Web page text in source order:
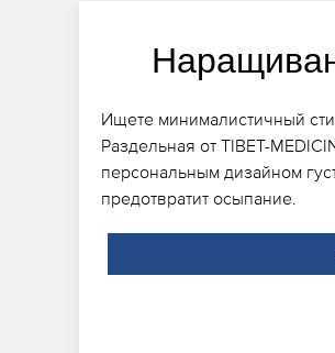
Ищете минималистичный
Раздельная от TIBET-
персональным дизайном
предотвратит осыпание.